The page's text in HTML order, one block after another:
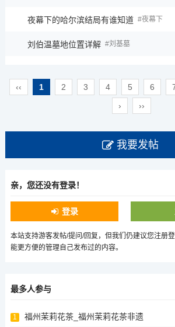
夜幕下的哈尔滨结局有谁知道 夜幕下
刘伯温墓地位置详解 刘基墓
‹‹ 1 2 3 4 5 6
›
››
我要发帖
亲，您还没有登录！
登录
本站支持游客发帖/提问/回复，但我们仍建议您注册
能更方便的管理自己发布过的内容。
最多人参与
1 福州茉莉花茶_福州茉莉花茶非遗